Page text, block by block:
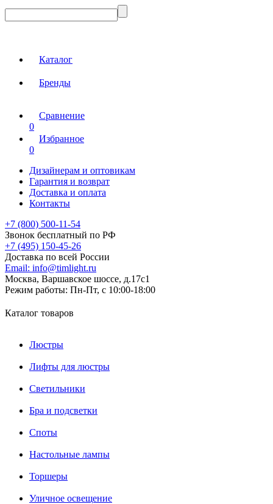
Каталог
Бренды
Сравнение
0
Избранное
0
Дизайнерам и оптовикам
Гарантия и возврат
Доставка и оплата
Контакты
+7 (800) 500-11-54
Звонок бесплатный по РФ
+7 (495) 150-45-26
Доставка по всей России
Email: info@timlight.ru
Москва, Варшавское шоссе, д.17c1
Режим работы: Пн-Пт, с 10:00-18:00
Каталог товаров
Люстры
Лифты для люстры
Светильники
Бра и подсветки
Споты
Настольные лампы
Торшеры
Уличное освещение